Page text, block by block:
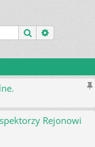
Szukaj
Rejonowi